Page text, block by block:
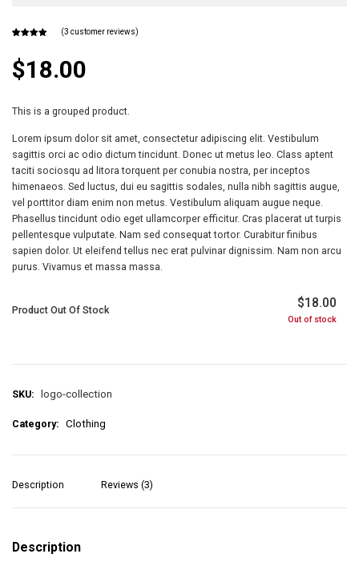
of 5
based on
customer
(3 customer reviews)
$18.00
This is a grouped product.
Lorem ipsum dolor sit amet, consectetur adipiscing elit. Vestibulum
sagittis orci ac odio dictum tincidunt. Donec ut metus leo. Class aptent
taciti sociosqu ad litora torquent per conubia nostra, per inceptos
himenaeos. Sed luctus, dui eu sagittis sodales, nulla nibh sagittis augue,
vel porttitor diam enim non metus. Vestibulum aliquam augue neque.
Phasellus tincidunt odio eget ullamcorper efficitur. Cras placerat ut turpis
pellentesque vulputate. Nam sed consequat tortor. Curabitur finibus
sapien dolor. Ut eleifend tellus nec erat pulvinar dignissim. Nam non arcu
purus. Vivamus et massa massa.
Product Out Of Stock $18.00
Out of stock
SKU: logo-collection
Category: Clothing
Description Reviews (3)
Description